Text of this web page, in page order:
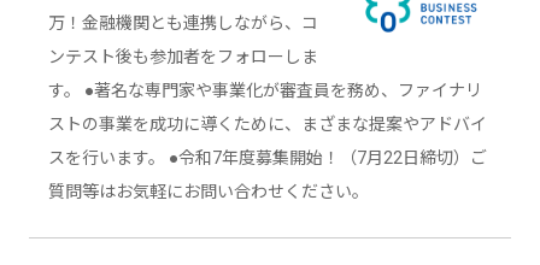
万！金融機関とも連携しながら、コ
ンテスト後も参加者をフォローしま
す。 ●著名な専門家や事業化が審査員を務め、ファイナリ
ストの事業を成功に導くために、まざまな提案やアドバイ
スを行います。 ●令和7年度募集開始！（7月22日締切）ご
質問等はお気軽にお問い合わせください。